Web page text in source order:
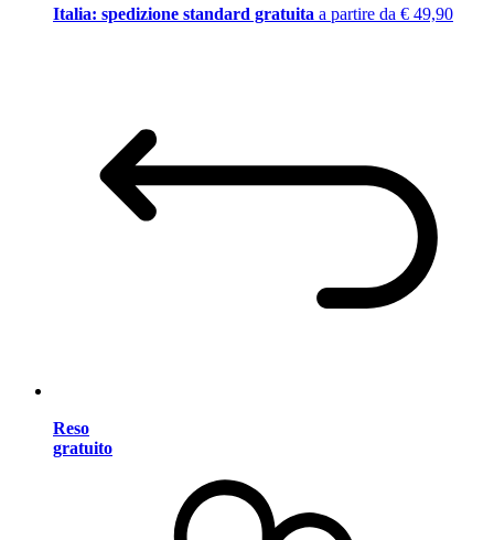
Italia: spedizione standard gratuita a partire da € 49,90
Reso
gratuito